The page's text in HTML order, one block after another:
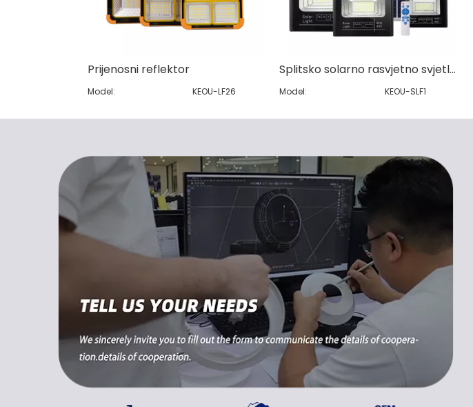
Prijenosni reflektor
Model: KEOU-LF26
Splitsko solarno rasvjetno svjetlo s daljinskim upravljanjem
Model: KEOU-SLF1